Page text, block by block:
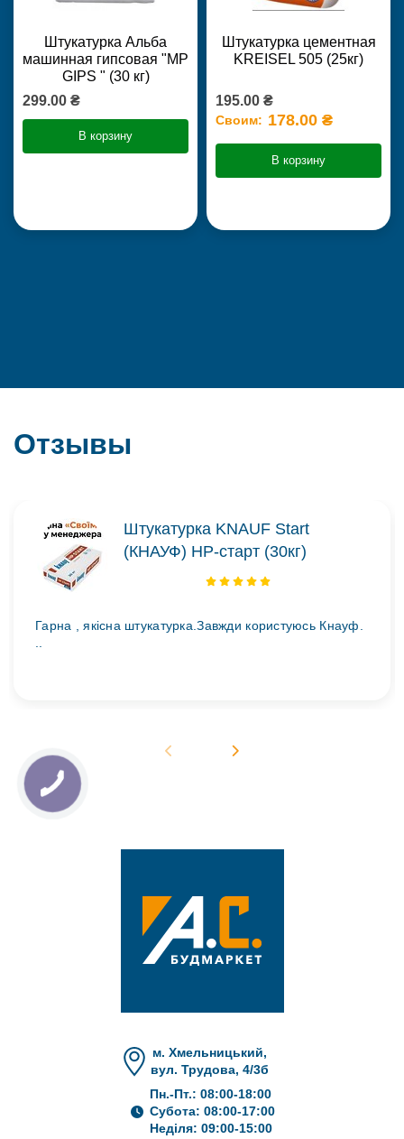
Штукатурка Альба
машинная гипсовая "MP
GIPS " (30 кг)
299.00 ₴
В корзину
Штукатурка цементная
KREISEL 505 (25кг)
195.00 ₴
Своим: 178.00 ₴
В корзину
Отзывы
Штукатурка KNAUF Start
(КНАУФ) НР-старт (30кг)
Гарна , якісна штукатурка.Завжди користуюсь Кнауф.
..
м. Хмельницький,
вул. Трудова, 4/3б
Пн.-Пт.: 08:00-18:00
Субота: 08:00-17:00
Неділя: 09:00-15:00